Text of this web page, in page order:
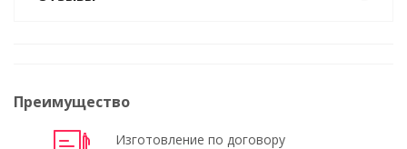
Преимущество
Изготовление по договору